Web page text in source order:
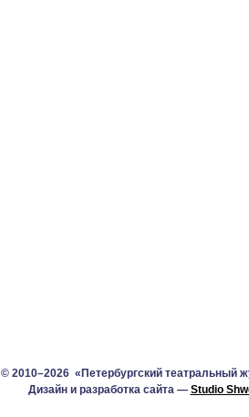
© 2010–2026 «Петербургский театральный
Дизайн и разработка сайта — Studio